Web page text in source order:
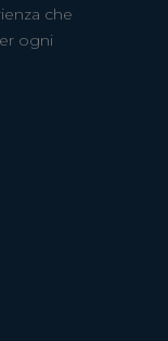
che
ogni